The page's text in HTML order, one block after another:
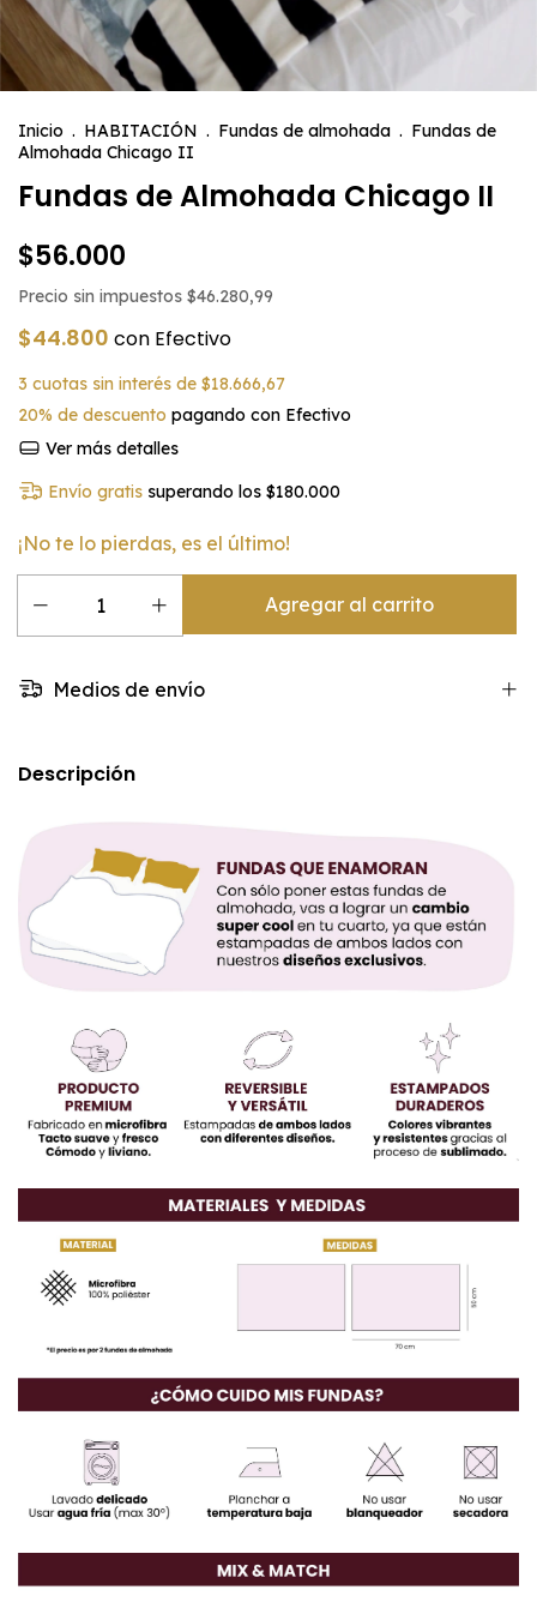
Inicio . HABITACIÓN . Fundas de almohada . Fundas de
Almohada Chicago II
Fundas de Almohada Chicago II
$56.000
Precio sin impuestos $46.280,99
$44.800 con Efectivo
3 cuotas sin interés de $18.666,67
20% de descuento pagando con Efectivo
Ver más detalles
Envío gratis superando los$180.000
¡No te lo pierdas, es el último!
Medios de envío
Descripción